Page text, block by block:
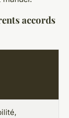
accords